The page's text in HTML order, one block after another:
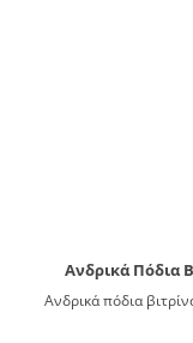
Ανδρικά Πόδια
Ανδρικά πόδια